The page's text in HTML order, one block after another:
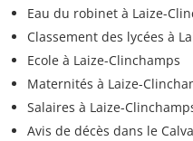
Eau du robinet à Laize-
Classement des lycées à
Ecole à Laize-Clinchamps
Maternités à Laize-
Salaires à Laize-
Avis de décès dans le